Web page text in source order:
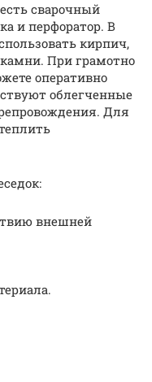
сварочный
и перфоратор. В
кирпич,
При грамотно
оперативно
облегченные
Для
внешней